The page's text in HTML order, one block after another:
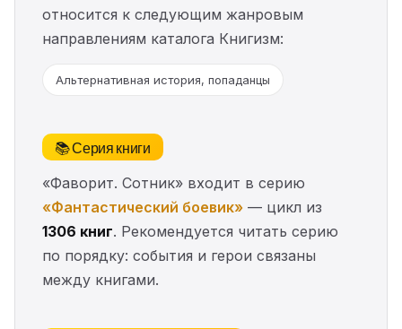
относится к следующим жанровым
направлениям каталога Книгизм:
Альтернативная история, попаданцы
📚 Серия книги
«Фаворит. Сотник» входит в серию
«Фантастический боевик» — цикл из
1306 книг. Рекомендуется читать серию
по порядку: события и герои связаны
между книгами.